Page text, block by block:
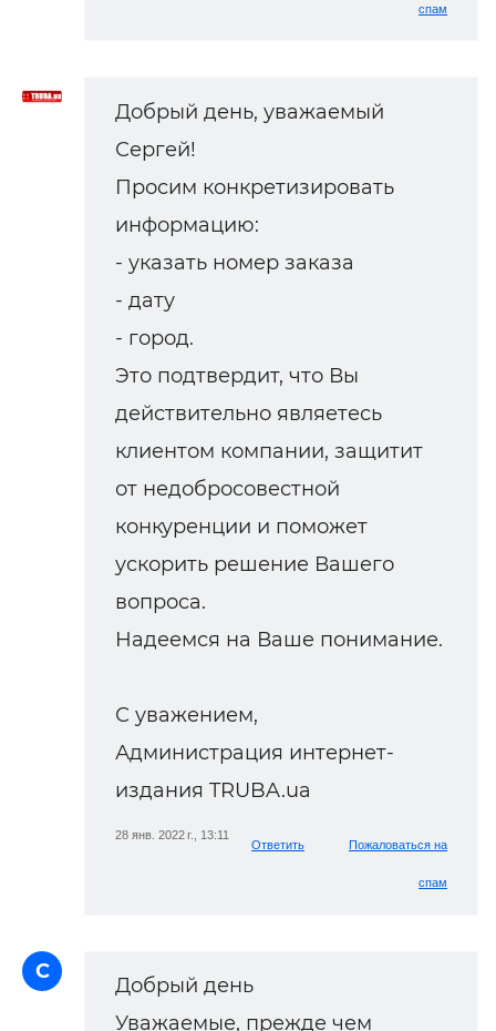
спам
Добрый день, уважаемый
Сергей!
Просим конкретизировать
информацию:
- указать номер заказа
- дату
- город.
Это подтвердит, что Вы
действительно являетесь
клиентом компании, защитит
от недобросовестной
конкуренции и поможет
ускорить решение Вашего
вопроса.
Надеемся на Ваше понимание.
С уважением,
Администрация интернет-
издания TRUBA.ua
28 янв. 2022 г., 13:11
Ответить Пожаловаться на
спам
С
Добрый день
Уважаемые, прежде чем